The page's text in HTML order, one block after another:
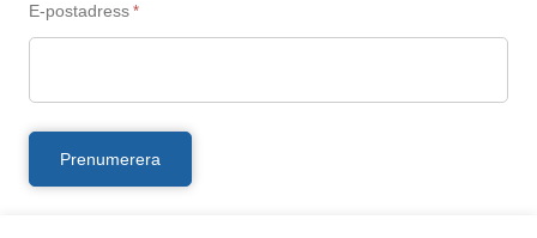
E-postadress *